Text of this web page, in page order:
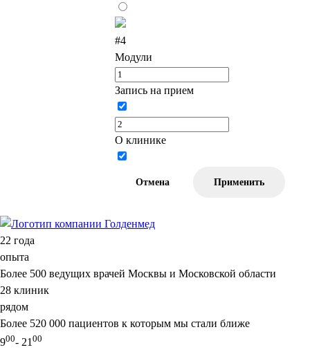
#4
Модули
Запись на прием
О клинике
Отмена Применить
22 года
опыта
Более 500 ведущих врачей Москвы и Московской области
28 клиник
рядом
Более 520 000 пациентов к которым мы стали ближе
900- 21 00